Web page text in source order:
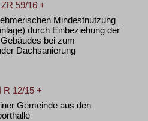
59/16 +
Mindestnutzung
durch Einbeziehung der
bei zum
Dachsanierung
R 12/15 +
Gemeinde aus den